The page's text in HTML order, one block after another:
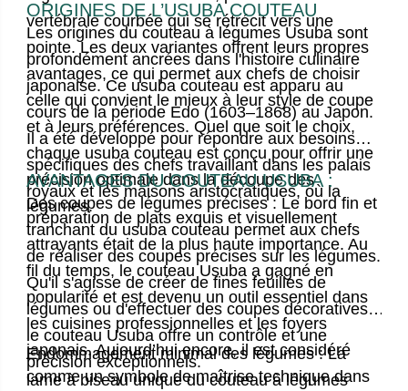
vertébrale courbée qui se rétrécit vers une
pointe. Les deux variantes offrent leurs propres
avantages, ce qui permet aux chefs de choisir
celle qui convient le mieux à leur style de coupe
et à leurs préférences. Quel que soit le choix,
chaque usuba couteau est conçu pour offrir une
précision optimale dans la découpe des
légumes.
ORIGINES DE L’USUBA COUTEAU
Les origines du couteau à légumes Usubasont
profondément ancrées dans l'histoire culinaire
japonaise. Ce usuba couteau est apparu au
cours de la période Edo (1603–1868) au Japon.
Il a été développé pour répondre aux besoins
spécifiques des chefs travaillant dans les palais
royaux et les maisons aristocratiques, où la
préparation de plats exquis et visuellement
attrayants était de la plus haute importance. Au
fil du temps, le couteau Usuba a gagné en
popularité et est devenu un outil essentiel dans
les cuisines professionnelles et les foyers
japonais. Aujourd’hui encore, il est considéré
comme un symbole de maîtrise technique dans
AVANTAGES DU COUTEAU USUBA :
Des coupes de légumes précises : Le bord fin et
tranchant du usuba couteau permet aux chefs
de réaliser des coupes précises sur les légumes.
Qu'il s'agisse de créer de fines feuilles de
légumes ou d'effectuer des coupes décoratives,
le couteau Usuba offre un contrôle et une
précision exceptionnels.
Endommagement minimal des légumes : La
lame à biseau unique ducouteau à légumes